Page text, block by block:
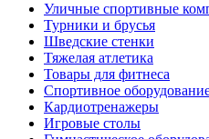
Уличные спортивные
Турники и брусья
Шведские стенки
Тяжелая атлетика
Товары для фитнеса
Спортивное
Кардиотренажеры
Игровые столы